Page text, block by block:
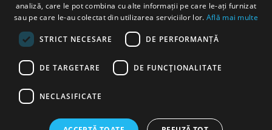
Copyright © 2025 | Alle Rechte vorbehalten. Hergestellt mit ❤️
analiză, care le pot combina cu alte informații pe care le-ați furnizat
sau pe care le-au colectat din utilizarea serviciilor lor. Află mai multe
STRICT NECESARE DE PERFORMANȚĂ
DE TARGETARE DE FUNCŢIONALITATE
NECLASIFICATE